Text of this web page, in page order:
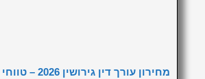
מחירון עורך דין